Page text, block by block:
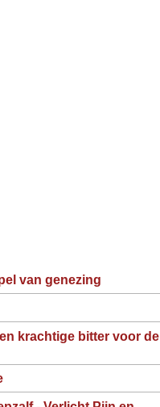
van genezing
krachtige bitter voor de